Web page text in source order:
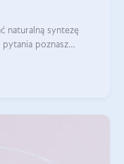
naturalną syntezę
poznasz